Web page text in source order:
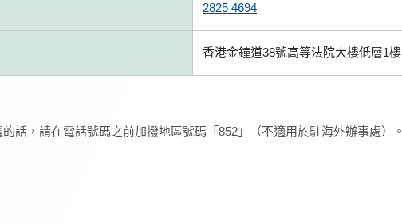
2825 4694
香港金鐘道38號高等法院大樓低層1樓
話，請在電話號碼之前加撥地區號碼「852」（不適用於駐海外辦事處）。